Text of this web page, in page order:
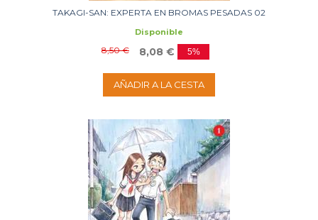
TAKAGI-SAN: EXPERTA EN BROMAS PESADAS 02
Disponible
8,50 € 8,08 € 5%
AÑADIR A LA CESTA